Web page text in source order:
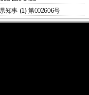
知事 (1) 第002606号